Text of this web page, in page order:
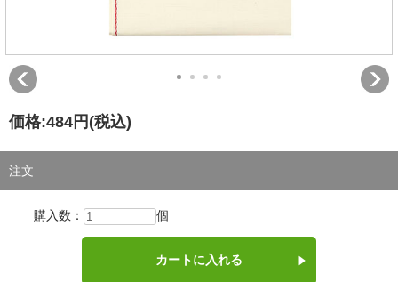
価格:484円 (税込)
注文
購入数： 個